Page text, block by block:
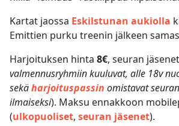
Kartat jaossa Eskilstunan aukiolla
Emittien purku treenin jälkeen
Harjoituksen hinta 8€, seuran jäsenet
valmennusryhmiin kuuluvat, alle 18v
sekäharjoituspassin omistavat
ilmaiseksi). Maksu ennakkoon
(ulkopuoliset, seuran jäsenet).